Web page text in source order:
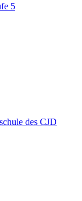
5
des CJD